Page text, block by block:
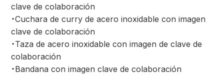
clave de colaboración
・Cuchara de curry de acero inoxidable con imagen
clave de colaboración
・Taza de acero inoxidable con imagen de clave de
colaboración
・Bandana con imagen clave de colaboración